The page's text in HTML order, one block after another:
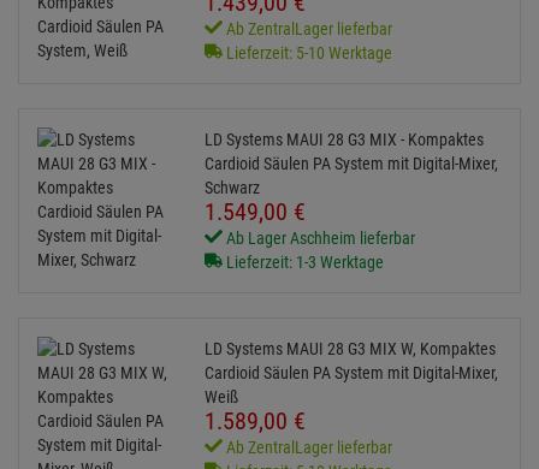
Ab ZentralLager lieferbar
Lieferzeit: 5-10 Werktage
LD Systems MAUI 28 G3 MIX - Kompaktes
Cardioid Säulen PA System mit Digital-Mixer,
Schwarz
1.549,00 €
Ab Lager Aschheim lieferbar
Lieferzeit: 1-3 Werktage
LD Systems MAUI 28 G3 MIX W, Kompaktes
Cardioid Säulen PA System mit Digital-Mixer,
Weiß
1.589,00 €
Ab ZentralLager lieferbar